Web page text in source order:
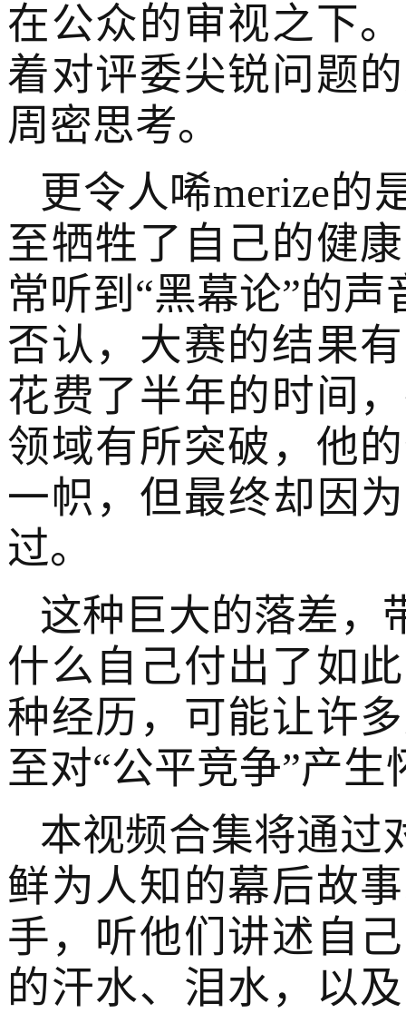
在公众的审视之下
着对评委尖锐问题
周密思考。
更令人唏merize的
至牺牲了自己的健
常听到“黑幕论”的
否认，大赛的结果
花费了半年的时间
领域有所突破，他
一帜，但最终却因
过。
这种巨大的落差，
什么自己付出了如
种经历，可能让许
至对“公平竞争”产生
本视频合集将通过
鲜为人知的幕后故
手，听他们讲述自
的汗水、泪水，以